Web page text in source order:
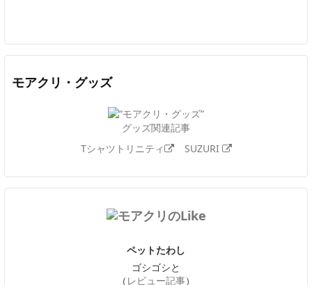
モアクリ・グッズ
グッズ関連記事
Tシャツトリニティ
SUZURI
ペットたわし
ゴシゴシと
（ レビュー記事）